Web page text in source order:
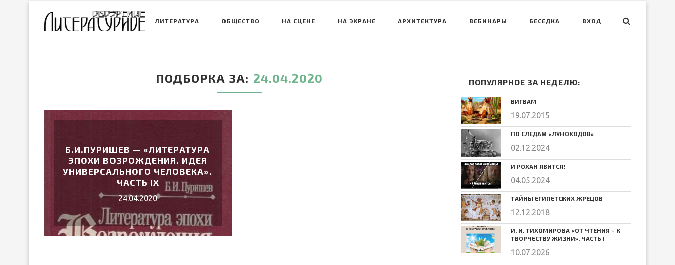
ЛИТЕРАТУРА ОБЩЕСТВО НА СЦЕНЕ НА ЭКРАНЕ АРХИТЕКТУРА ВЕБИНАРЫ БЕСЕДКА ВХОД
ПОДБОРКА ЗА 24.04.2020
Б.И.ПУРИШЕВ — «ЛИТЕРАТУРА
ЭПОХИ ВОЗРОЖДЕНИЯ. ИДЕЯ
УНИВЕРСАЛЬНОГО ЧЕЛОВЕКА».
ЧАСТЬ IX
24.04.2020
ПОПУЛЯРНОЕ ЗА НЕДЕЛЮ:
ВИГВАМ
19.07.2015
ПО СЛЕДАМ «ЛУНОХОДОВ»
02.12.2024
И РОХАН ЯВИТСЯ!
04.05.2024
ТАЙНЫ ЕГИПЕТСКИХ ЖРЕЦОВ
12.12.2018
И. И. ТИХОМИРОВА «ОТ ЧТЕНИЯ – К
ТВОРЧЕСТВУ ЖИЗНИ». ЧАСТЬ I
10.07.2026